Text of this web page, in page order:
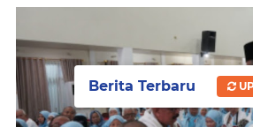
Berita Terbaru